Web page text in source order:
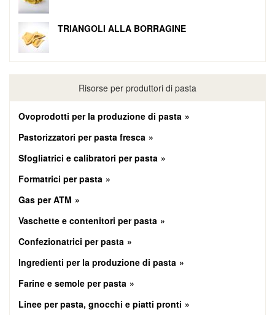
TRIANGOLI ALLA BORRAGINE
Risorse per produttori di pasta
Ovoprodotti per la produzione di pasta
Pastorizzatori per pasta fresca
Sfogliatrici e calibratori per pasta
Formatrici per pasta
Gas per ATM
Vaschette e contenitori per pasta
Confezionatrici per pasta
Ingredienti per la produzione di pasta
Farine e semole per pasta
Linee per pasta, gnocchi e piatti pronti